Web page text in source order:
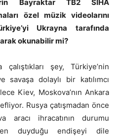
Bayraktar TB2 SİHA
özel müzik videolarını
Ukrayna tarafında
okunabilir mi?
şey, Türkiye’nin
savaşa dolaylı bir katılımcı
Kiev, Moskova’nın Ankara
Rusya çatışmadan önce
aracı ihracatının durumu
duyduğu endişeyi dile